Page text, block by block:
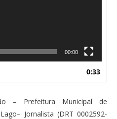
00:00
0:33
– Prefeitura Municipal de
Jornalista (DRT 0002592-